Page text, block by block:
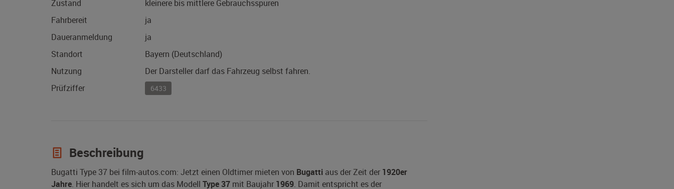
Zustand
kleinere bis mittlere Gebrauchsspuren
Fahrbereit
ja
Daueranmeldung
ja
Standort
Bayern (Deutschland)
Nutzung
Der Darsteller darf das Fahrzeug selbst fahren.
Prüfziffer
6433
Beschreibung
Bugatti Type 37 bei film-autos.com: Jetzt einen Oldtimer mieten von Bugatti aus der Zeit der 1920er
Jahre. Hier handelt es sich um das Modell Type 37 mit Baujahr 1969. Damit entspricht es der